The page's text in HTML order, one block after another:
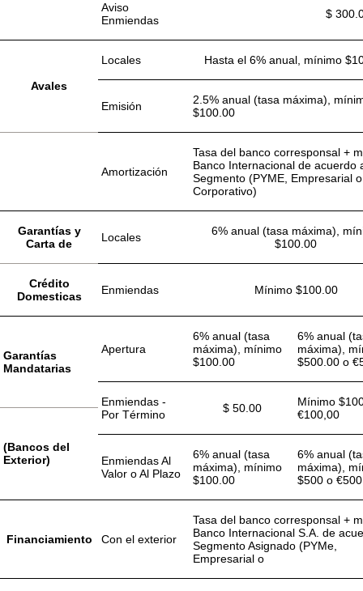
Aviso
Enmiendas
$
Avales
Locales Hasta el 6% anual, mínimo
Emisión
2.5% anual (tasa máxima),
$100.00
Amortización
Tasa del banco corresponsal +
Banco Internacional de acuerdo
Segmento (PYME, Empresarial o
Corporativo)
Garantías y
Carta de
Locales
6% anual (tasa máxima),
$100.00
Crédito
Domesticas
Enmiendas Mínimo $100.00
Garantías
Mandatarias
Apertura
6% anual (tasa
máxima), mínimo
$100.00
6% anual
máxima),
$500.00 o
Enmiendas -
Por Término
$ 50.00
Mínimo
€100,00
(Bancos del
Exterior)
Enmiendas Al
Valor o Al Plazo
6% anual (tasa
máxima), mínimo
$100.00
6% anual
máxima),
$500 o
Financiamiento Con el exterior
Tasa del banco corresponsal +
Banco Internacional S.A. de
Segmento Asignado (PYMe,
Empresarial o